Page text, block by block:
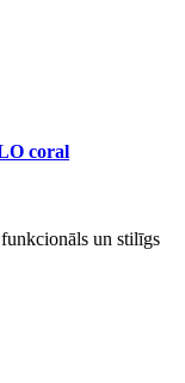
coral
un stilīgs